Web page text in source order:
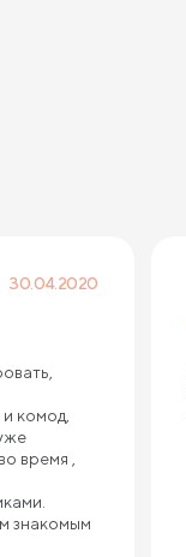
30.04.2020
комод,
время ,
знакомым